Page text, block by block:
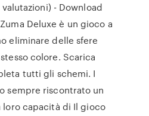
valutazioni) - Download
Deluxe è un gioco a
eliminare delle sfere
colore. Scarica
tutti gli schemi. I
sempre riscontrato un
loro capacità di Il gioco